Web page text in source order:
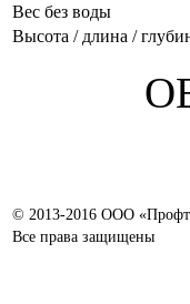
Вес без воды
Высота / длина /
© 2013-2016 ООО
Все права защищены